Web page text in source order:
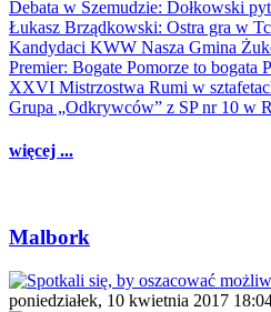
Debata w Szemudzie: Dołkowski
Łukasz Brządkowski: Ostra gra w
Kandydaci KWW Nasza Gmina
Premier: Bogate Pomorze to bogata
XXVI Mistrzostwa Rumi w
Grupa „Odkrywców” z SP nr 10 w
więcej ...
Malbork
poniedziałek, 10 kwietnia 2017